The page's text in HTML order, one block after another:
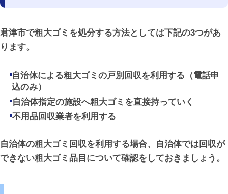
君津市で粗大ゴミを処分する方法としては下記の3つがあ
ります。
自治体による粗大ゴミの戸別回収を利用する（電話申
込のみ）
自治体指定の施設へ粗大ゴミを直接持っていく
不用品回収業者を利用する
自治体の粗大ゴミ回収を利用する場合、自治体では回収が
できない粗大ゴミ品目について確認をしておきましょう。